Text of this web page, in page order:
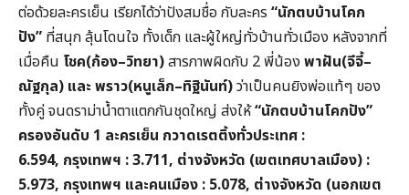
ต่อด้วยละครเย็น เรียกได้ว่าปังสมชื่อ กับละคร “นักตบบ้านโคก
ปัง” ที่สนุก ลุ้นโดนใจ ทั้งเด็ก และผู้ใหญ่ทั่วบ้านทั่วเมือง หลังจากที่
เมื่อคืน โชค(ก้อง–วิทยา)สารภาพผิดกับ 2 พี่น้อง พาฝัน(จีจี้–
ณัฐกุล) และ พราว(หนูเล็ก–ทิฐินันท์)ว่าเป็นคนยิงพ่อแท้ๆ ของ
ทั้งคู่ จนดราม่านํ้าตาแตกกันชุดใหญ่ ส่งให้“นักตบบ้านโคกปัง”
ครองอันดับ 1 ละครเย็น กวาดเรตติ้งทั่วประเทศ :
6.594, กรุงเทพฯ :3.711, ต่างจังหวัด (เขตเทศบาลเมือง) :
5.973, กรุงเทพฯ และคนเมือง : 5.078, ต่างจังหวัด (นอกเขต